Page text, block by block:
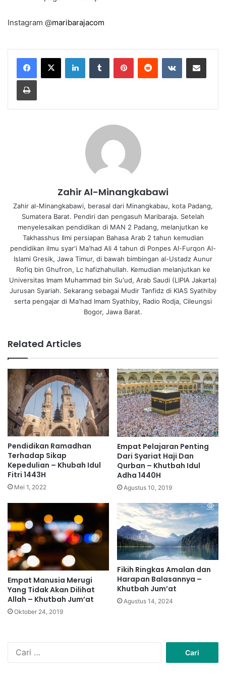
Instagram @maribarajacom
Zahir Al-Minangkabawi
Zahir al-Minangkabawi, berasal dari Minangkabau, kota Padang,
Sumatera Barat. Pendiri dan pengasuh Maribaraja. Setelah
menyelesaikan pendidikan di MAN 2 Padang, melanjutkan ke
Takhasshus Ilmi persiapan Bahasa Arab 2 tahun kemudian
pendidikan ilmu syar'i Ma'had Ali 4 tahun di Ponpes Al-Furqon Al-
Islami Gresik, Jawa Timur, di bawah bimbingan al-Ustadz Aunur
Rofiq bin Ghufron, Lc hafizhahullah. Kemudian melanjutkan ke
Universitas Imam Muhammad bin Su'ud, Arab Saudi (LIPIA Jakarta)
Jurusan Syariah. Sekarang sebagai Mudir Tanfidz di KIAS Syathiby
serta pengajar di Ma'had Imam Syathiby, Radio Rodja, Cileungsi
Bogor, Jawa Barat.
Related Articles
Pendidikan Ramadhan
Terhadap Sikap
Kepedulian – Khubah Idul
Fitri 1443H
Mei 1, 2022
Empat Pelajaran Penting
Dari Syariat Haji Dan
Qurban – Khutbah Idul
Adha 1440H
Agustus 10, 2019
Empat Manusia Merugi
Yang Tidak Akan Dilihat
Allah – Khutbah Jum’at
Oktober 24, 2019
Fikih Ringkas Amalan dan
Harapan Balasannya –
Khutbah Jum’at
Agustus 14, 2024